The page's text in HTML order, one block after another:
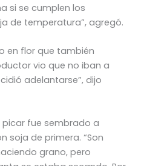
si se cumplen los
de temperatura”, agregó.
en flor que también
vio que no iban a
adelantarse”, dijo
picar fue sembrado a
soja de primera. “Son
grano, pero